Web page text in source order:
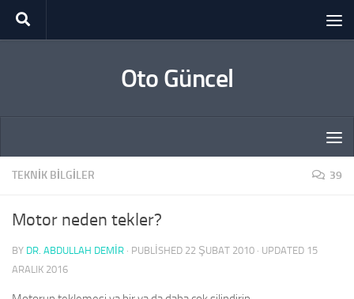
Skip to content
Oto Güncel
TEKNIK BILGILER 39
Motor neden tekler?
BY DR. ABDULLAH DEMİR · PUBLISHED 22 ŞUBAT 2010 · UPDATED 15
ARALIK 2016